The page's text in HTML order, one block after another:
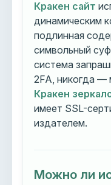
Кракен сайт
динамическим
подлинная
символьный
система
2FA, никогда —
Кракен
имеет SSL-
издателем.
Можно ли